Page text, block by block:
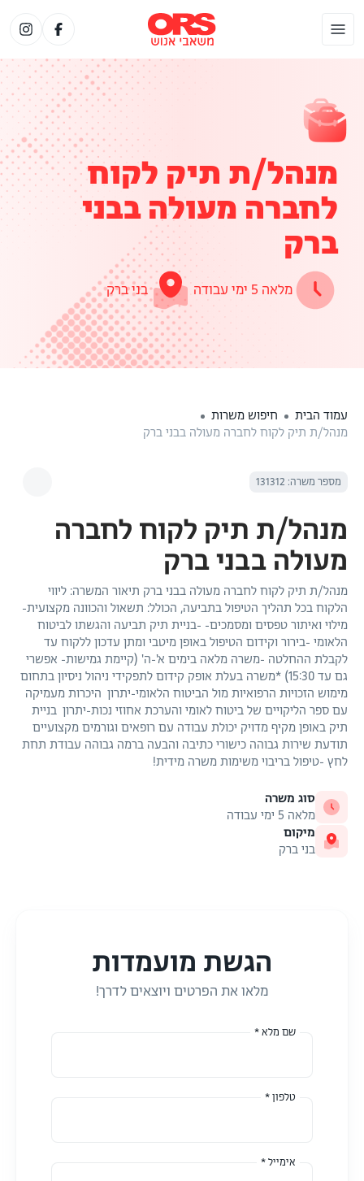
מנהל/ת תיק לקוח
לחברה מעולה בבני
ברק
מלאה 5 ימי עבודה בני ברק
עמוד הבית
חיפוש משרות
מנהל/ת תיק לקוח לחברה מעולה בבני ברק
מספר משרה: 131312
מנהל/ת תיק לקוח לחברה
מעולה בבני ברק
מנהל/ת תיק לקוח לחברה מעולה בבני ברק תיאור המשרה: ליווי
הלקוח בכל תהליך הטיפול בתביעה, הכולל: תשאול והכוונה מקצועית-
מילוי ואיתור טפסים ומסמכים- -בניית תיק תביעה והגשתו לביטוח
הלאומי -בירור וקידום הטיפול באופן מיטבי ומתן עדכון ללקוח עד
לקבלת ההחלטה -משרה מלאה בימים א'-ה' (קיימת גמישות- אפשרי
גם עד 15:30) *משרה בעלת אופק קידום לתפקידי ניהול ניסיון בתחום
מימוש הזכויות הרפואיות מול הביטוח הלאומי-יתרון היכרות מעמיקה
עם ספר הליקויים של ביטוח לאומי והערכת אחוזי נכות-יתרון בניית
תיק באופן מקיף מדויק יכולת עבודה עם רופאים וגורמים מקצועיים
תודעת שירות גבוהה כישורי כתיבה והבעה ברמה גבוהה עבודת תחת
לחץ -טיפול בריבוי משימות משרה מידית!
סוג משרה
מלאה 5 ימי עבודה
מיקום
בני ברק
הגשת מועמדות
מלאו את הפרטים ויוצאים לדרך!
שם מלא *
טלפון *
אימייל *